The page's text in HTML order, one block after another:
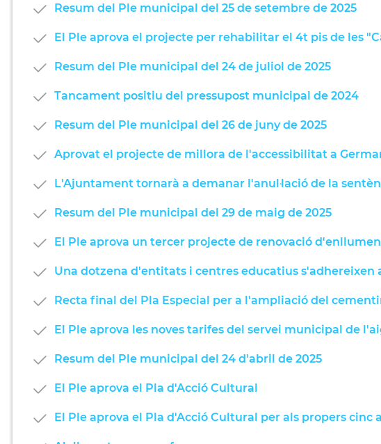
Resum del Ple municipal del 25 de setembre de 2025
El Ple aprova el projecte per rehabilitar el 4t pis de les
Resum del Ple municipal del 24 de juliol de 2025
Tancament positiu del pressupost municipal de 2024
Resum del Ple municipal del 26 de juny de 2025
Aprovat el projecte de millora de l'accessibilitat a
L'Ajuntament tornarà a demanar l'anul·lació de la
Resum del Ple municipal del 29 de maig de 2025
El Ple aprova un tercer projecte de renovació
Una dotzena d'entitats i centres educatius s'adhereixen
Recta final del Pla Especial per a l'ampliació del
El Ple aprova les noves tarifes del servei municipal de
Resum del Ple municipal del 24 d'abril de 2025
El Ple aprova el Pla d'Acció Cultural
El Ple aprova el Pla d'Acció Cultural per als propers cinc